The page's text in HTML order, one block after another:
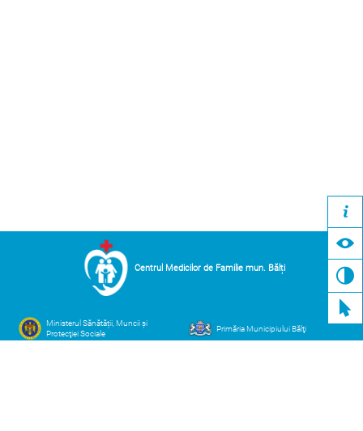
Centrul Medicilor de Familie mun. Bălți
Ministerul Sănătății, Muncii și
Protecţiei Sociale
Primăria Municipiului Bălţi